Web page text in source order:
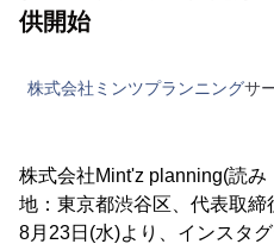
供開始
株式会社ミンツプランニングサ
株式会社Mint'z planning(読
地：東京都渋谷区、代表取
8月23日(水)より、インスタ